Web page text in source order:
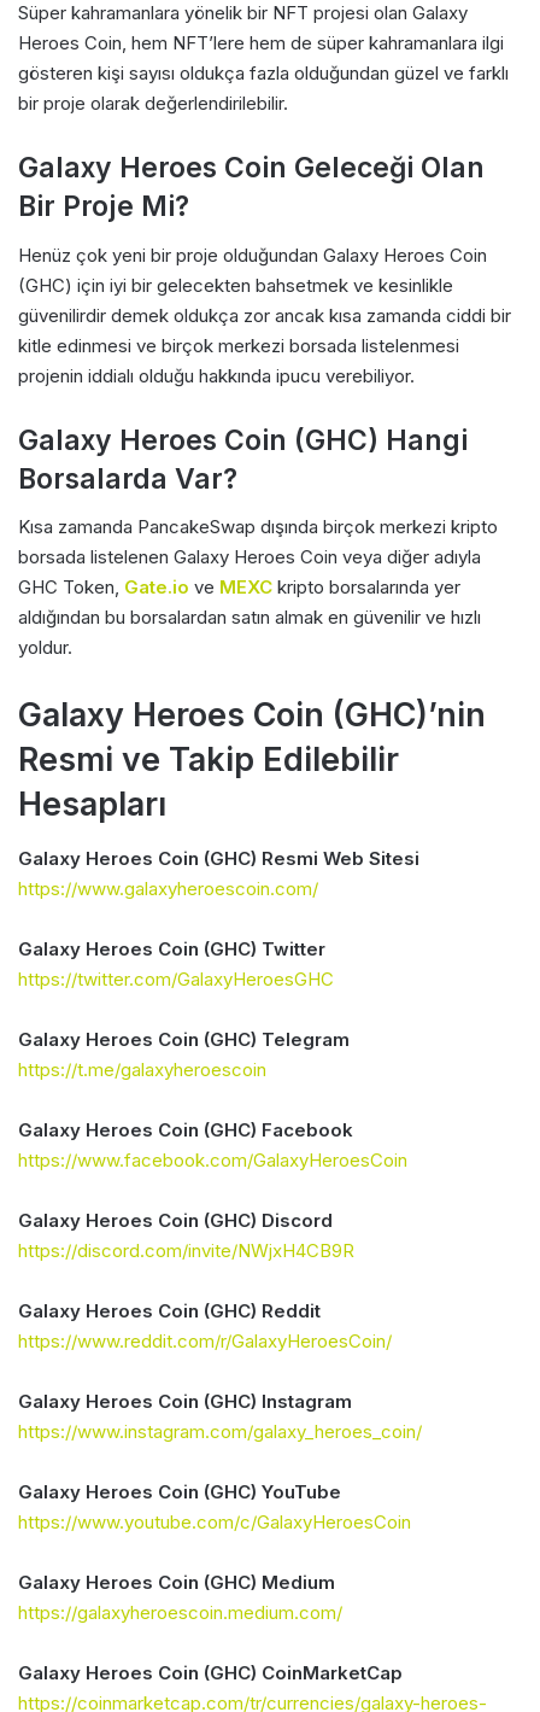
Süper kahramanlara yönelik bir NFT projesi olan Galaxy
Heroes Coin, hem NFT’lere hem de süper kahramanlara ilgi
gösteren kişi sayısı oldukça fazla olduğundan güzel ve farklı
bir proje olarak değerlendirilebilir.
Galaxy Heroes Coin Geleceği Olan
Bir Proje Mi?
Henüz çok yeni bir proje olduğundan Galaxy Heroes Coin
(GHC) için iyi bir gelecekten bahsetmek ve kesinlikle
güvenilirdir demek oldukça zor ancak kısa zamanda ciddi bir
kitle edinmesi ve birçok merkezi borsada listelenmesi
projenin iddialı olduğu hakkında ipucu verebiliyor.
Galaxy Heroes Coin (GHC) Hangi
Borsalarda Var?
Kısa zamanda PancakeSwap dışında birçok merkezi kripto
borsada listelenen Galaxy Heroes Coin veya diğer adıyla
GHC Token, Gate.io ve MEXC kripto borsalarında yer
aldığından bu borsalardan satın almak en güvenilir ve hızlı
yoldur.
Galaxy Heroes Coin (GHC)’nin
Resmi ve Takip Edilebilir
Hesapları
Galaxy Heroes Coin (GHC) Resmi Web Sitesi
https://www.galaxyheroescoin.com/
Galaxy Heroes Coin (GHC) Twitter
https://twitter.com/GalaxyHeroesGHC
Galaxy Heroes Coin (GHC) Telegram
https://t.me/galaxyheroescoin
Galaxy Heroes Coin (GHC) Facebook
https://www.facebook.com/GalaxyHeroesCoin
Galaxy Heroes Coin (GHC) Discord
https://discord.com/invite/NWjxH4CB9R
Galaxy Heroes Coin (GHC) Reddit
https://www.reddit.com/r/GalaxyHeroesCoin/
Galaxy Heroes Coin (GHC) Instagram
https://www.instagram.com/galaxy_heroes_coin/
Galaxy Heroes Coin (GHC) YouTube
https://www.youtube.com/c/GalaxyHeroesCoin
Galaxy Heroes Coin (GHC) Medium
https://galaxyheroescoin.medium.com/
Galaxy Heroes Coin (GHC) CoinMarketCap
https://coinmarketcap.com/tr/currencies/galaxy-heroes-